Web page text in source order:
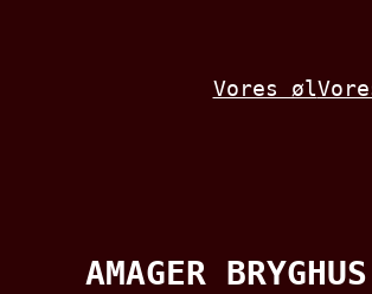
Vores øl
AMAGER